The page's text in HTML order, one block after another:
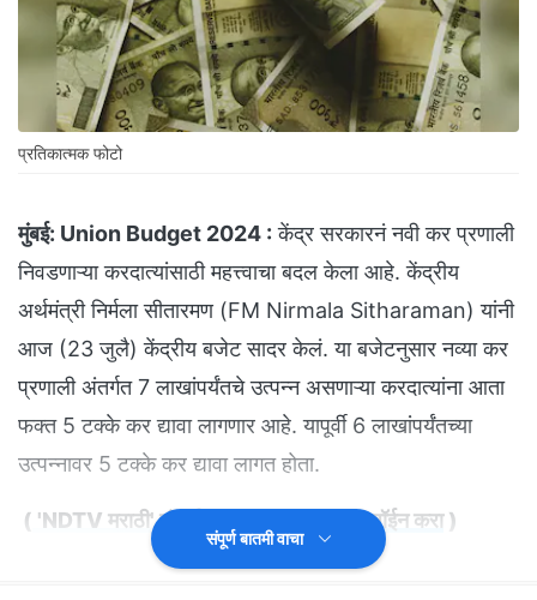
प्रतिकात्मक फोटो
मुंबई: Union Budget 2024 : केंद्र सरकारनं नवी कर प्रणाली
निवडणाऱ्या करदात्यांसाठी महत्त्वाचा बदल केला आहे. केंद्रीय
अर्थमंत्री निर्मला सीतारमण (FM Nirmala Sitharaman) यांनी
आज (23 जुलै) केंद्रीय बजेट सादर केलं. या बजेटनुसार नव्या कर
प्रणाली अंतर्गत 7 लाखांपर्यंतचे उत्पन्न असणाऱ्या करदात्यांना आता
फक्त 5 टक्के कर द्यावा लागणार आहे. यापूर्वी 6 लाखांपर्यंतच्या
उत्पन्नावर 5 टक्के कर द्यावा लागत होता.
( 'NDTV मराठी' चं अधिकृत व्हॉट्सअ‍ॅप चॅनल जॉईन करा)
संपूर्ण बातमी वाचा